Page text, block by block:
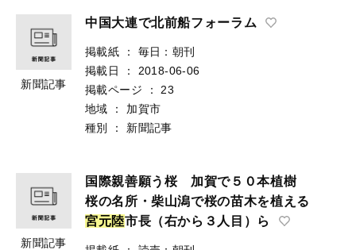
新聞記事
中国大連で北前船フォーラム
掲載紙 ：
毎日：朝刊
掲載日
：
2018-06-06
掲載ページ
：
23
地域
：
加賀市
種別
： 新聞記事
新聞記事
国際親善願う桜 加賀で５０本植樹
桜の名所・柴山潟で桜の苗木を植える
宮元陸市長（右から３人目）ら